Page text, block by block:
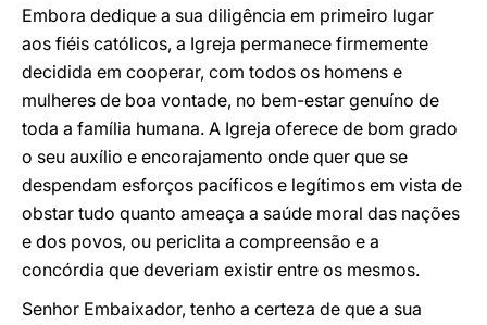
Embora dedique a sua diligência em primeiro lugar
aos fiéis católicos, a Igreja permanece firmemente
decidida em cooperar, com todos os homens e
mulheres de boa vontade, no bem-estar genuíno de
toda a família humana. A Igreja oferece de bom grado
o seu auxílio e encorajamento onde quer que se
despendam esforços pacíficos e legítimos em vista de
obstar tudo quanto ameaça a saúde moral das nações
e dos povos, ou periclita a compreensão e a
concórdia que deveriam existir entre os mesmos.
Senhor Embaixador, tenho a certeza de que a sua